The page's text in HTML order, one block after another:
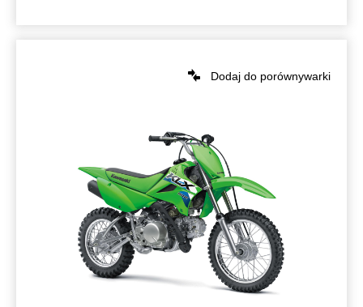
Dodaj do porównywarki